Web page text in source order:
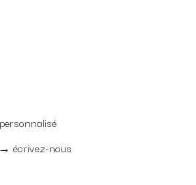
écrivez-nous